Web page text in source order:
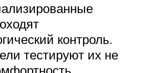
контроль.
тестируют их не